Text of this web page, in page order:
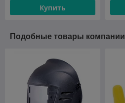
Купить
Подобные товары компании